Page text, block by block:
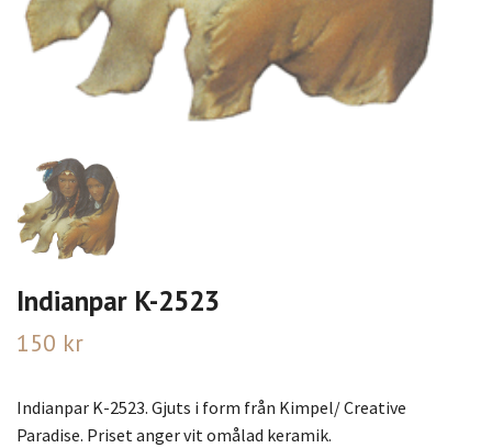
Indianpar K-2523
150 kr
Indianpar K-2523. Gjuts i form från Kimpel/ Creative
Paradise. Priset anger vit omålad keramik.